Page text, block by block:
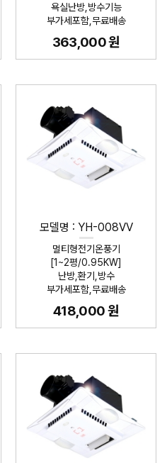
욕실난방,방수기능
부가세포함,무료배송
363,000 원
모델명 : YH-008VV
멀티형전기온풍기
[1~2평/0.95KW]
난방,환기,방수
부가세포함,무료배송
418,000 원